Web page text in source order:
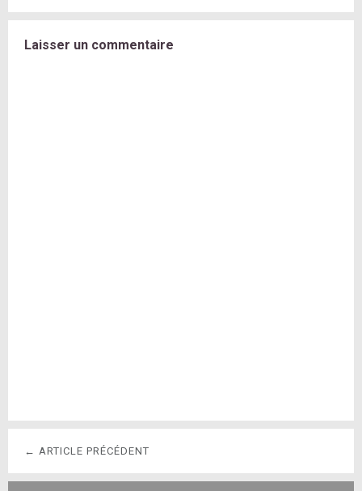
Laisser un commentaire
← ARTICLE PRÉCÉDENT